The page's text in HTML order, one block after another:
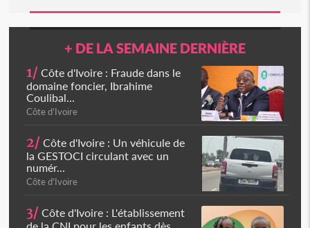
+ DE LA SEMAINE DERNIÈRE
1/ Côte d'Ivoire : Fraude dans le
domaine foncier, Ibrahime
Coulibal...
Côte d'Ivoire
2/ Côte d'Ivoire : Un véhicule de
la GESTOCI circulant avec un
numér...
Côte d'Ivoire
3/ Côte d'Ivoire : L'établissement